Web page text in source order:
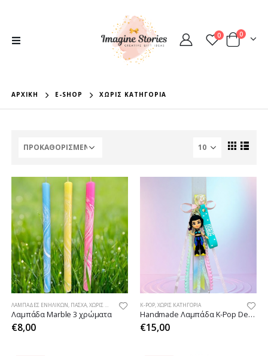
0 0
ΑΡΧΙΚΉ E-SHOP ΧΩΡΊΣ ΚΑΤΗΓΟΡΊΑ
ΛΑΜΠΆΔΕΣ ΕΝΗΛΊΚΩΝ, ΠΆΣΧΑ,ΧΩΡΊΣ ΚΑΤΗΓΟΡΊΑ
Λαμπάδα Marble 3 χρώματα
€8,00
K-POP,ΧΩΡΊΣ ΚΑΤΗΓΟΡΊΑ
Handmade Λαμπάδα K-Pop Demon Hunters_Zoey🩷
€15,00